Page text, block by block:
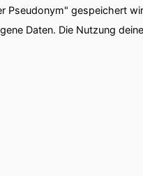
Pseudonym" gespeichert
Daten. Die Nutzung